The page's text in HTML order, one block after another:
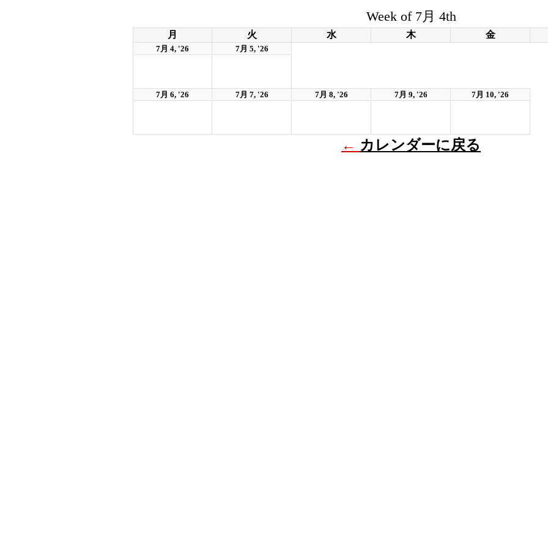
Week of 7月 4th
月 火 水 木 金
7月 4, '26 7月 5, '26
7月 6, '26 7月 7, '26 7月 8, '26 7月 9, '26 7月 10, '26
← カレンダーに戻る